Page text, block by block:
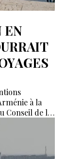
EN
à la
Conseil de la
en Arménie.